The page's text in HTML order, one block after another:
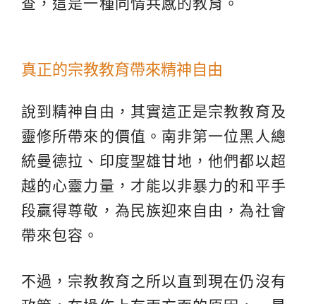
查，這是一種同情共感的教育。
真正的宗教教育帶來精神自由
說到精神自由，其實這正是宗教教育及
靈修所帶來的價值。南非第一位黑人總
統曼德拉、印度聖雄甘地，他們都以超
越的心靈力量，才能以非暴力的和平手
段贏得尊敬，為民族迎來自由，為社會
帶來包容。
不過，宗教教育之所以直到現在仍沒有